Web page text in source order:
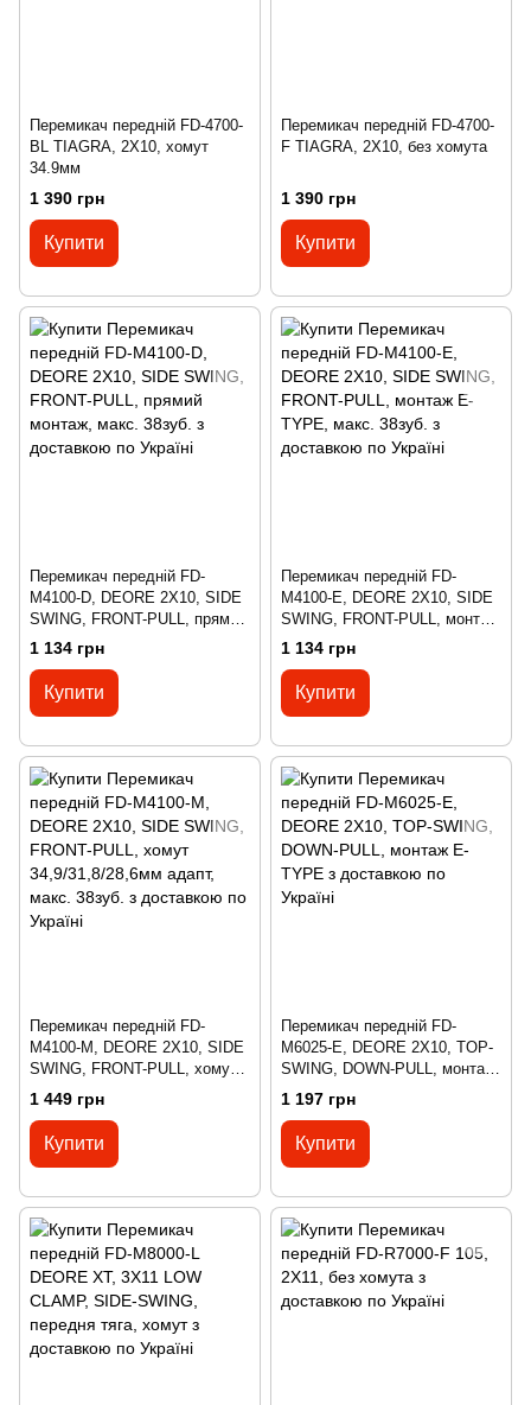
Перемикач передній FD-4700-
BL TIAGRA, 2X10, хомут
34.9мм
1 390 грн
Купити
Перемикач передній FD-4700-
F TIAGRA, 2X10, без хомута
1 390 грн
Купити
Перемикач передній FD-
M4100-D, DEORE 2X10, SIDE
SWING, FRONT-PULL, прямий
монтаж, макс. 38зуб.
1 134 грн
Купити
Перемикач передній FD-
M4100-E, DEORE 2X10, SIDE
SWING, FRONT-PULL, монтаж
E-TYPE, макс. 38зуб.
1 134 грн
Купити
Перемикач передній FD-
M4100-M, DEORE 2X10, SIDE
SWING, FRONT-PULL, хомут
34,9/31,8/28,6мм адапт, макс.
1 449 грн
Купити
Перемикач передній FD-
M6025-E, DEORE 2X10, TOP-
SWING, DOWN-PULL, монтаж
E-TYPE
1 197 грн
Купити